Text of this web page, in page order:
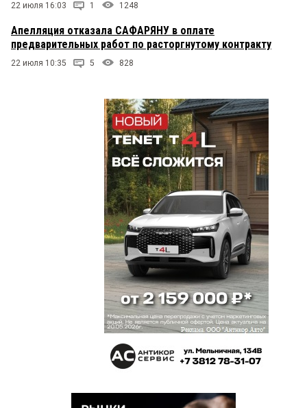
22 июля 16:03 1 1248
Апелляция отказала САФАРЯНУ в оплате
предварительных работ по расторгнутому контракту
22 июля 10:35 5 828